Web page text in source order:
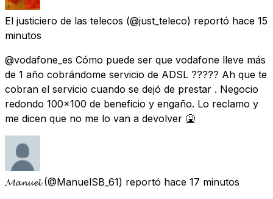
El justiciero de las telecos (@just_teleco) reportó hace 15
minutos
@vodafone_es Cómo puede ser que vodafone lleve más
de 1 año cobrándome servicio de ADSL ????? Ah que te
cobran el servicio cuando se dejó de prestar . Negocio
redondo 100x100 de beneficio y engaño. Lo reclamo y
me dicen que no me lo van a devolver 🤮
𝓜𝓪𝓷𝓾𝓮𝓵 (@ManuelSB_61) reportó hace 17 minutos